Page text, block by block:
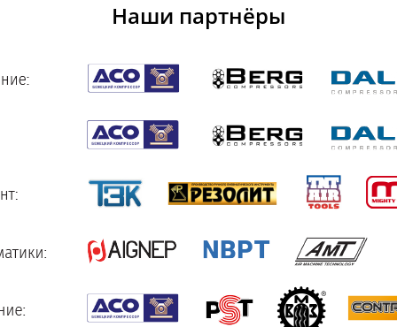
Наши партнёры